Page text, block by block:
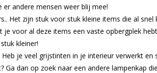
andere mensen weer blij mee!
Het zijn stuk voor stuk kleine items die al snel
voor al deze items een vaste opbergplek
kleiner!
je veel grijstinten in je interieur verwerkt en
Ga dan op zoek naar een andere lampenkap